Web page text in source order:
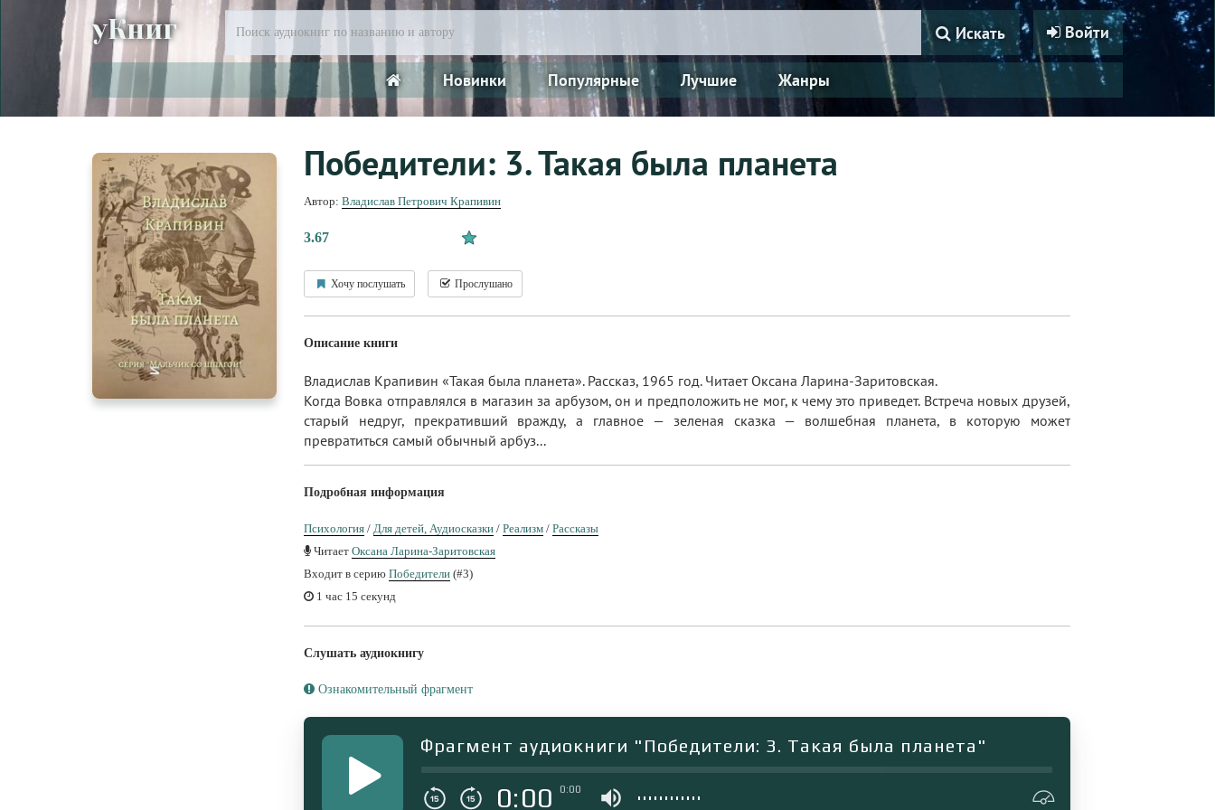
уКниг Войти
Искать
Новинки Популярные Лучшие Жанры
Победители: 3. Такая была планета
Автор: Владислав Петрович Крапивин
3.67
Хочу послушать Прослушано
Описание книги
Владислав Крапивин «Такая была планета». Рассказ, 1965 год. Читает Оксана Ларина-Заритовская.
Когда Вовка отправлялся в магазин за арбузом, он и предположить не мог, к чему это приведет. Встреча новых друзей,
старый недруг, прекративший вражду, а главное — зеленая сказка — волшебная планета, в которую может
превратиться самый обычный арбуз...
Подробная информация
Психология / Для детей, Аудиосказки / Реализм / Рассказы
Читает Оксана Ларина-Заритовская
Входит в серию Победители (#3)
1 час 15 секунд
Слушать аудиокнигу
Ознакомительный фрагмент
Фрагмент аудиокниги "Победители: 3. Такая была планета"
0:00 0:00